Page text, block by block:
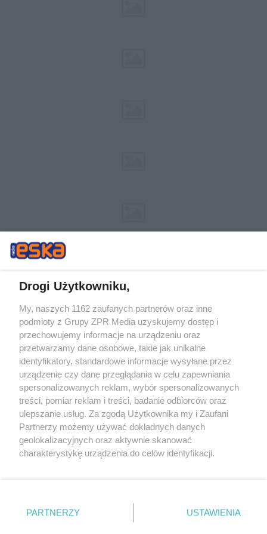
Żaden utwór zamieszczony w serwisie nie może być powielany i
rozpowszechniany lub dalej rozpowszechniany w jakikolwiek sposób (w
tym także elektroniczny lub mechaniczny) na jakimkolwiek polu
eksploatacji w jakiejkolwiek formie, włącznie z umieszczaniem w
Internecie bez pisemnej zgody właściciela praw. Jakiekolwiek użycie lub
wykorzystanie utworów w całości lub w części z naruszeniem prawa,
tzn. bez właściwej zgody, jest zabronione pod groźbą kary i może być
ścigane prawnie.
Drogi Użytkowniku,
My, naszych 1162 zaufanych partnerów oraz inne
podmioty z Grupy ZPR Media uzyskujemy dostęp i
przechowujemy informacje na urządzeniu oraz
przetwarzamy dane osobowe, takie jak unikalne
identyfikatory, standardowe informacje wysyłane przez
urządzenie czy dane przeglądania w celu zapewniania
spersonalizowanych reklam, wybór spersonalizowanych
treści, pomiar reklam i treści, badanie odbiorców oraz
ulepszanie usług. Za zgodą Użytkownika my i Zaufani
Partnerzy możemy używać dokładnych danych
geolokalizacyjnych oraz aktywnie skanować
charakterystykę urządzenia do celów identyfikacji.
zmienić/wycofać klikając przycisk ustawień prywatności
znajdujący się w lewym dolnym rogu strony
PARTNERZY USTAWIENIA